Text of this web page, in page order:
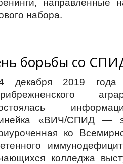
набора.
борьбы со
декабря 2019
«ВИЧ/СПИД —
ко
колледжа